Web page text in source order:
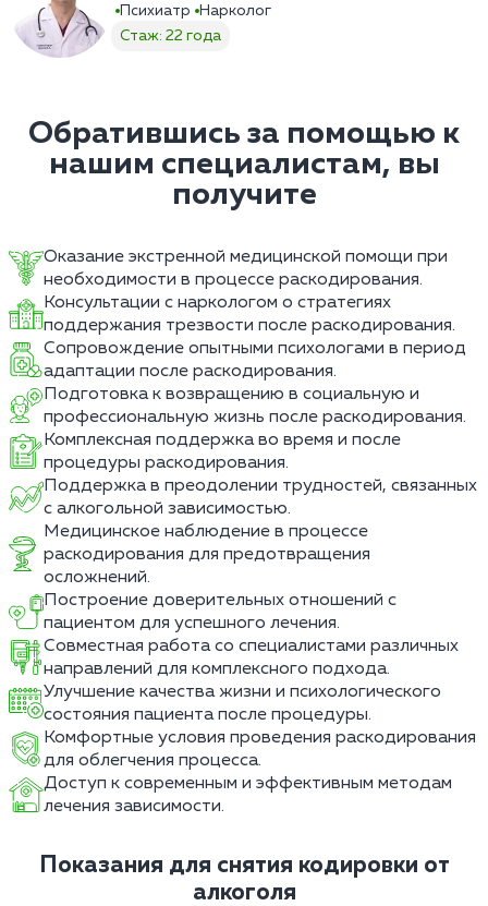
Психиатр
Нарколог
Стаж: 22 года
Обратившись за помощью к
нашим специалистам, вы
получите
Оказание экстренной медицинской помощи при
необходимости в процессе раскодирования.
Консультации с наркологом о стратегиях
поддержания трезвости после раскодирования.
Сопровождение опытными психологами в период
адаптации после раскодирования.
Подготовка к возвращению в социальную и
профессиональную жизнь после раскодирования.
Комплексная поддержка во время и после
процедуры раскодирования.
Поддержка в преодолении трудностей, связанных
с алкогольной зависимостью.
Медицинское наблюдение в процессе
раскодирования для предотвращения
осложнений.
Построение доверительных отношений с
пациентом для успешного лечения.
Совместная работа со специалистами различных
направлений для комплексного подхода.
Улучшение качества жизни и психологического
состояния пациента после процедуры.
Комфортные условия проведения раскодирования
для облегчения процесса.
Доступ к современным и эффективным методам
лечения зависимости.
Показания для снятия кодировки от
алкоголя